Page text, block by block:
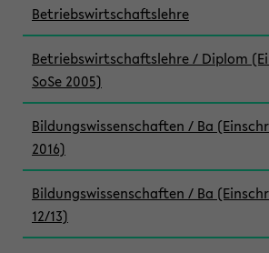
Betriebswirtschaftslehre
Betriebswirtschaftslehre / Diplom
SoSe 2005)
Bildungswissenschaften / Ba
2016)
Bildungswissenschaften / Ba
12/13)